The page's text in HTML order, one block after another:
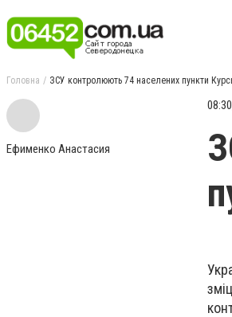
Головна ЗСУ контролюють 74 населених пункти
Ефименко Анастасия